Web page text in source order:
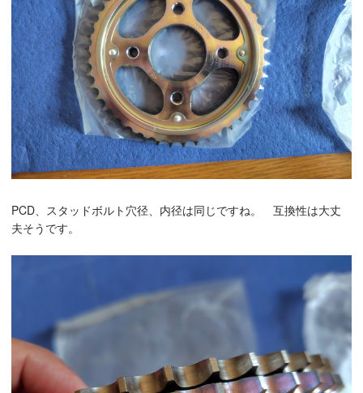
PCD、スタッドボルト穴径、内径は同じですね。 互換性は大丈
夫そうです。